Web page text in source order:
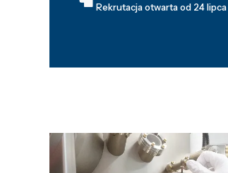
Rekrutacja otwarta od 24